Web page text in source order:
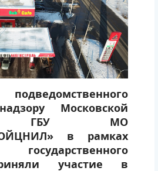
Московской
ГБУ МО
в рамках
государственного
участие в